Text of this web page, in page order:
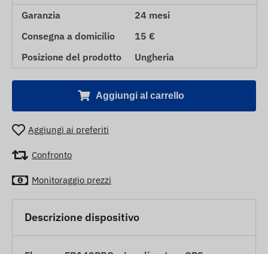
Garanzia
24 mesi
Consegna a domicilio
15 €
Posizione del prodotto
Ungheria
Aggiungi al carrello
Aggiungi ai preferiti
Confronto
Monitoraggio prezzi
Descrizione dispositivo